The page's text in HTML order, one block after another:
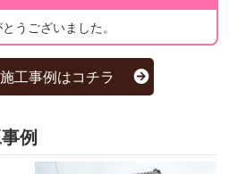
うございました。
工事例はコチラ
例